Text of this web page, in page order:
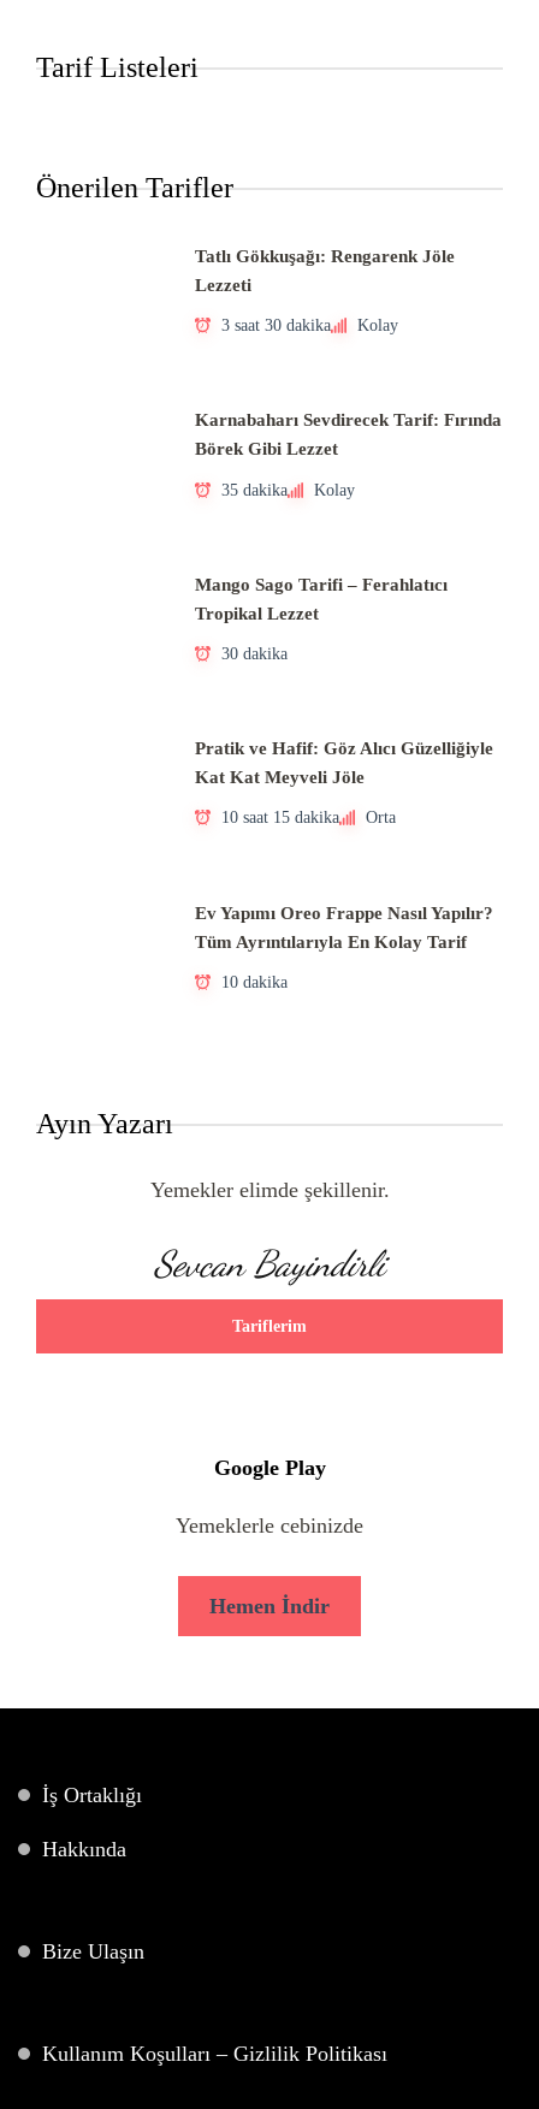
Tarif Listeleri
Önerilen Tarifler
Tatlı Gökkuşağı: Rengarenk Jöle
Lezzeti
3 saat 30 dakika Kolay
Karnabaharı Sevdirecek Tarif: Fırında
Börek Gibi Lezzet
35 dakika Kolay
Mango Sago Tarifi – Ferahlatıcı
Tropikal Lezzet
30 dakika
Pratik ve Hafif: Göz Alıcı Güzelliğiyle
Kat Kat Meyveli Jöle
10 saat 15 dakika Orta
Ev Yapımı Oreo Frappe Nasıl Yapılır?
Tüm Ayrıntılarıyla En Kolay Tarif
10 dakika
Ayın Yazarı
Yemekler elimde şekillenir.
Sevcan Bayindirli
Tariflerim
Google Play
Yemeklerle cebinizde
Hemen İndir
İş Ortaklığı
Hakkında
Bize Ulaşın
Kullanım Koşulları – Gizlilik Politikası